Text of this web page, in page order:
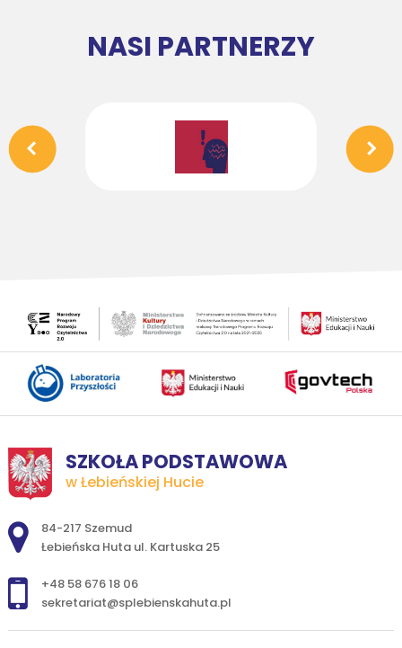
NASI PARTNERZY
SZKOŁA PODSTAWOWA
w Łebieńskiej Hucie
Adres pocztowy:
84-217 Szemud
Łebieńska Huta ul. Kartuska 25
+48 58 676 18 06
sekretariat@splebienskahuta.pl